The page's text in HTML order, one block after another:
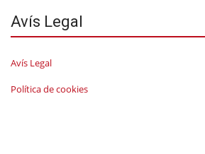
Avís Legal
Avís Legal
Política de cookies